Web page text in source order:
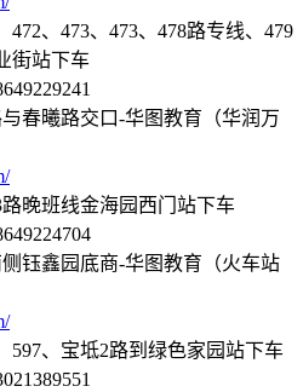
、473、473、478路专线、479
街站下车
春曦路交口-华图教育（华润万
晚班线金海园西门站下车
钰鑫园底商-华图教育（火车站
597、宝坻2路到绿色家园站下车